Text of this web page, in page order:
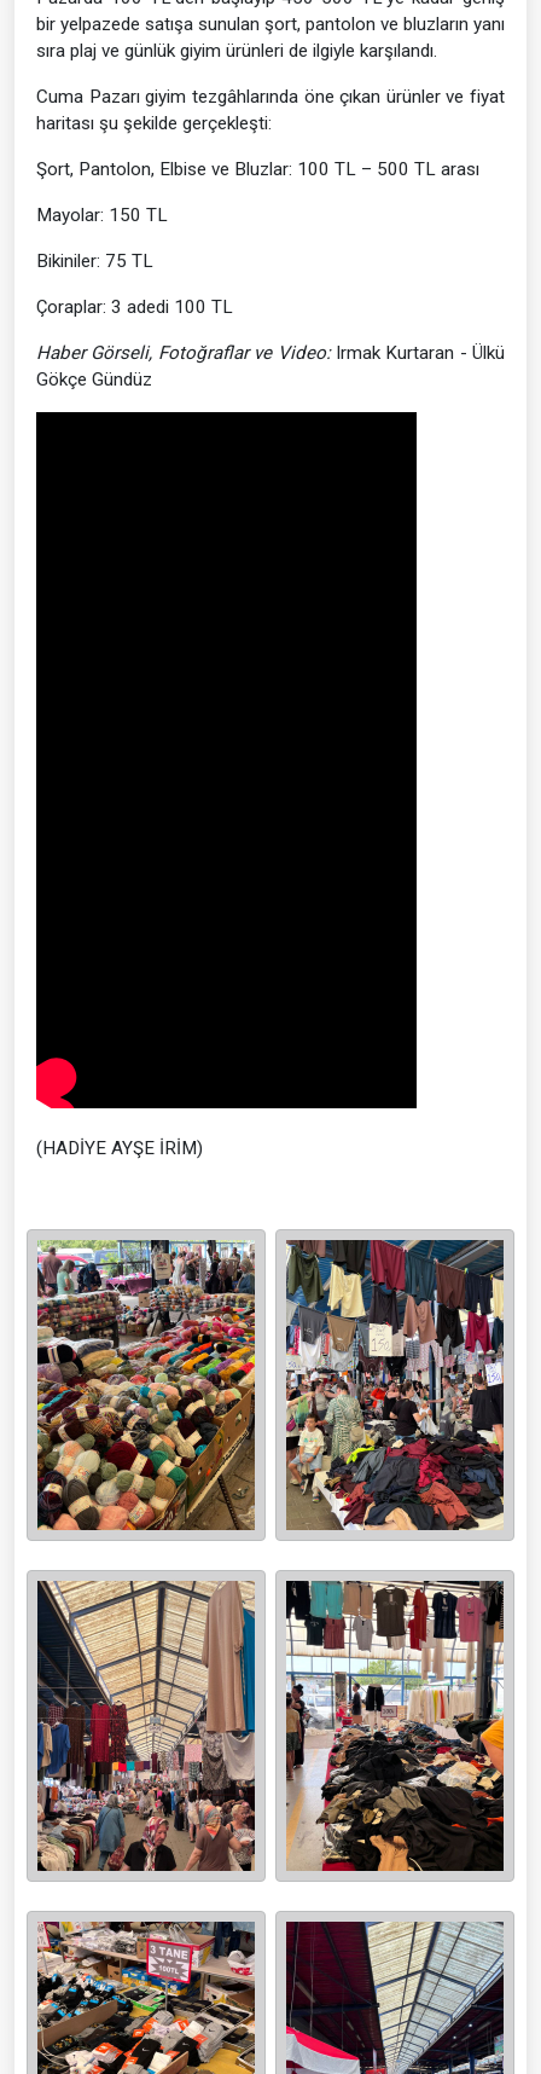
bir yelpazede satışa sunulan şort, pantolon ve bluzların yanı
sıra plaj ve günlük giyim ürünleri de ilgiyle karşılandı.
Cuma Pazarı giyim tezgâhlarında öne çıkan ürünler ve fiyat
haritası şu şekilde gerçekleşti:
Şort, Pantolon, Elbise ve Bluzlar: 100 TL – 500 TL arası
Mayolar: 150 TL
Bikiniler: 75 TL
Çoraplar: 3 adedi 100 TL
Haber Görseli, Fotoğraflar ve Video:Irmak Kurtaran - Ülkü
Gökçe Gündüz
(HADİYE AYŞE İRİM)